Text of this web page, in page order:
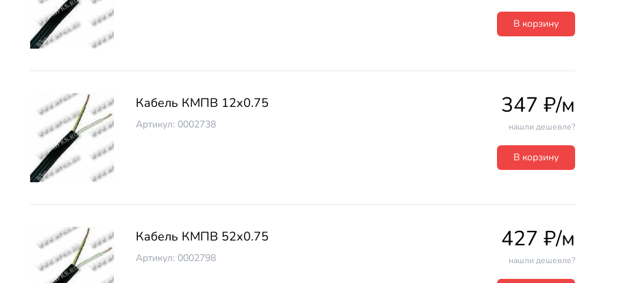
В корзину
Кабель КМПВ 12х0.75
Артикул: 0002738
347 ₽/м
нашли дешевле?
В корзину
Кабель КМПВ 52х0.75
Артикул: 0002798
427 ₽/м
нашли дешевле?